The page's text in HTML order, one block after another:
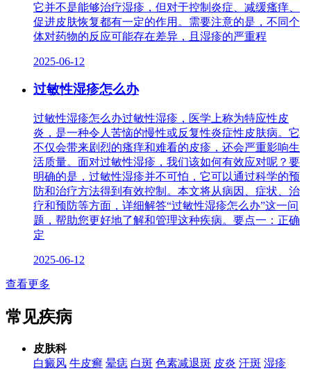
它并不是能够治疗湿疹，但对于控制炎症、减缓瘙痒、
促进皮肤恢复都有一定的作用。需要注意的是，不同个
体对药物的反应可能存在差异，且湿疹的严重程
2025-06-12
过敏性湿疹怎么办
过敏性湿疹怎么办过敏性湿疹，医学上称为特应性皮
炎，是一种令人苦恼的慢性或反复性炎症性皮肤病。它
不仅会带来剧烈的瘙痒和难看的皮疹，还会严重影响生
活质量。面对过敏性湿疹，我们该如何有效应对呢？要
明确的是，过敏性湿疹并不可怕，它可以通过科学的预
防和治疗方法得到有效控制。本文将从病因、症状、治
疗和预防等方面，详细解答“过敏性湿疹怎么办”这一问
题，帮助您更好地了解和管理这种疾病。要点一：正确
定
2025-06-12
查看更多
常见疾病
皮肤科
白癜风 牛皮癣 晕痣 白斑 色素减退斑 皮炎 汗斑 湿疹